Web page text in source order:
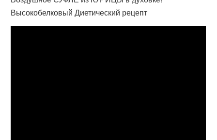
Высокобелковый Диетический рецепт